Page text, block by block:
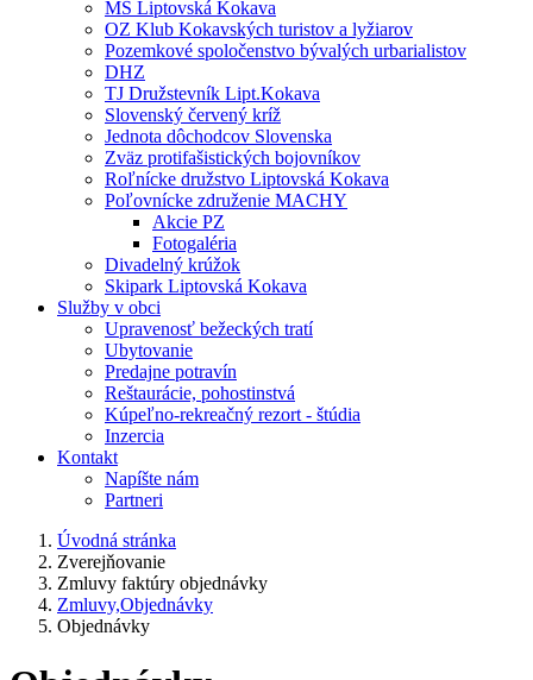
MŠ Liptovská Kokava
OZ Klub Kokavských turistov a lyžiarov
Pozemkové spoločenstvo bývalých urbarialistov
DHZ
TJ Družstevník Lipt.Kokava
Slovenský červený kríž
Jednota dôchodcov Slovenska
Zväz protifašistických bojovníkov
Roľnícke družstvo Liptovská Kokava
Poľovnícke združenie MACHY
Akcie PZ
Fotogaléria
Divadelný krúžok
Skipark Liptovská Kokava
Služby v obci
Upravenosť bežeckých tratí
Ubytovanie
Predajne potravín
Reštaurácie, pohostinstvá
Kúpeľno-rekreačný rezort - štúdia
Inzercia
Kontakt
Napíšte nám
Partneri
Úvodná stránka
Zverejňovanie
Zmluvy faktúry objednávky
Zmluvy,Objednávky
Objednávky